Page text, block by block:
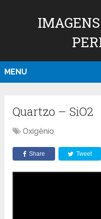
MENU
Quartzo – SiO2
Oxigênio
Share Tweet